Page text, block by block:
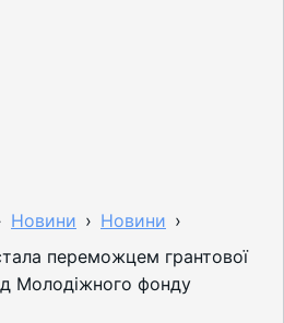
Новини › Новини ›
переможцем грантової
Молодіжного фонду